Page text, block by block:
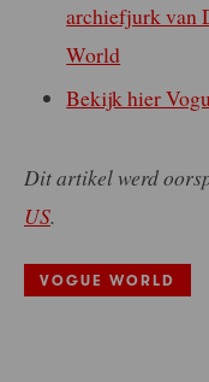
archiefjurk van
World
Bekijk hier
Dit artikel werd
US.
VOGUE WORLD